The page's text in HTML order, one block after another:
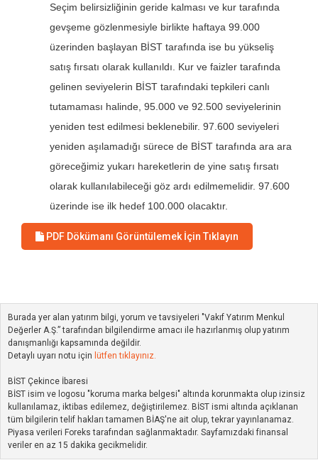
Seçim belirsizliğinin geride kalması ve kur tarafında
gevşeme gözlenmesiyle birlikte haftaya 99.000
üzerinden başlayan BİST tarafında ise bu yükseliş
satış fırsatı olarak kullanıldı. Kur ve faizler tarafında
gelinen seviyelerin BİST tarafındaki tepkileri canlı
tutamaması halinde, 95.000 ve 92.500 seviyelerinin
yeniden test edilmesi beklenebilir. 97.600 seviyeleri
yeniden aşılamadığı sürece de BİST tarafında ara ara
göreceğimiz yukarı hareketlerin de yine satış fırsatı
olarak kullanılabileceği göz ardı edilmemelidir. 97.600
üzerinde ise ilk hedef 100.000 olacaktır.
PDF Dökümanı Görüntülemek İçin Tıklayın
Burada yer alan yatırım bilgi, yorum ve tavsiyeleri "Vakıf Yatırım Menkul
Değerler A.Ş.” tarafından bilgilendirme amacı ile hazırlanmış olup yatırım
danışmanlığı kapsamında değildir.
Detaylı uyarı notu için lütfen tıklayınız.
BİST Çekince İbaresi
BİST isim ve logosu "koruma marka belgesi" altında korunmakta olup izinsiz
kullanılamaz, iktibas edilemez, değiştirilemez. BİST ismi altında açıklanan
tüm bilgilerin telif hakları tamamen BİAŞ'ne ait olup, tekrar yayınlanamaz.
Piyasa verileri Foreks tarafından sağlanmaktadır. Sayfamızdaki finansal
veriler en az 15 dakika gecikmelidir.